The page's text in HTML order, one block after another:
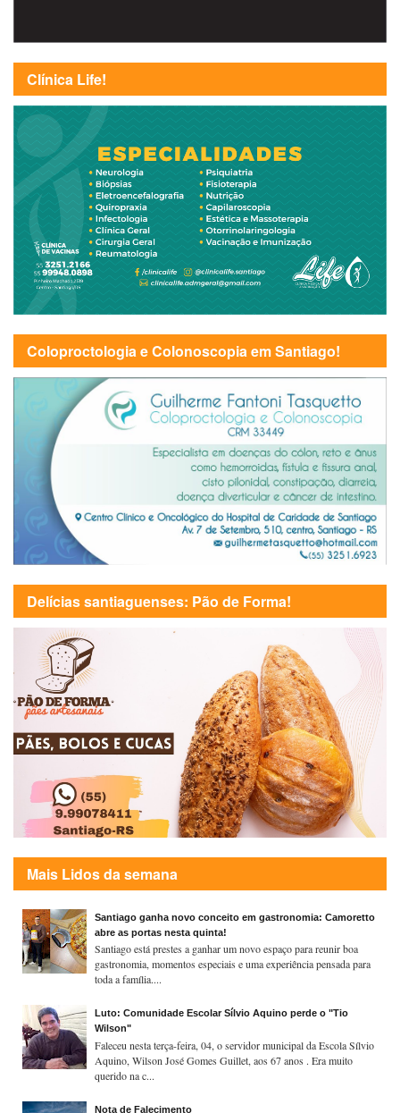
Clínica Life!
Coloproctologia e Colonoscopia em Santiago!
Delícias santiaguenses: Pão de Forma!
Mais Lidos da semana
Santiago ganha novo conceito em gastronomia: Camoretto
abre as portas nesta quinta!
Santiago está prestes a ganhar um novo espaço para reunir boa
gastronomia, momentos especiais e uma experiência pensada para
toda a família....
Luto: Comunidade Escolar Sílvio Aquino perde o "Tio
Wilson"
Faleceu nesta terça-feira, 04, o servidor municipal da Escola Sílvio
Aquino, Wilson José Gomes Guillet, aos 67 anos . Era muito
querido na c...
Nota de Falecimento